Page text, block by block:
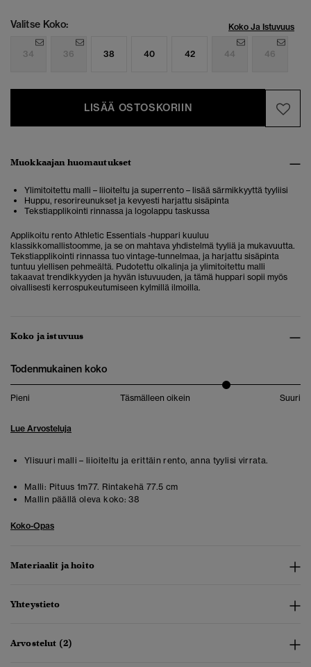
Valitse Koko: Koko Ja Istuvuus
34 36 38 40 42 44 46
LISÄÄ OSTOSKORIIN
Muokkaajan huomautukset
Ylimitoitettu malli – liioiteltu ja superrento – lisää särmikkyyttä tyyliisi
Huppu, resorireunukset ja kevyesti harjattu sisäpinta
Tekstiapplikointi rinnassa ja logolappu taskussa
Applikoitu rento Athletic Essentials -huppari kuuluu
klassikkomallistoomme, ja se on mahtava yhdistelmä tyyliä ja mukavuutta.
Tekstiapplikointi rinnassa tuo vintage-tunnelmaa, ja harjattu sisäpinta
tuntuu ylellisen pehmeältä. Pudotettu olkalinja ja ylimitoitettu malli
takaavat trendikkyyden ja hyvän istuvuuden, ja tämä huppari sopii myös
oivallisesti kerrospukeutumiseen kylmillä ilmoilla.
Koko ja istuvuus
Todenmukainen koko
Pieni Täsmälleen oikein Suuri
Lue Arvosteluja
Ylisuuri malli – liioiteltu ja erittäin rento, anna tyylisi virrata.
Malli: Pituus 1m77. Rintakehä 77.5 cm
Mallin päällä oleva koko: 38
Koko-Opas
Materiaalit ja hoito
Yhteystieto
Arvostelut (2)